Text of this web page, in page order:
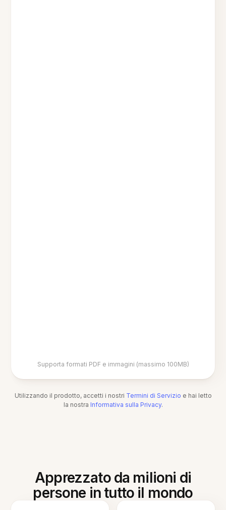
Supporta formati PDF e immagini (massimo 100MB)
Utilizzando il prodotto, accetti i nostri Termini di Servizio e hai letto
la nostra Informativa sulla Privacy.
Apprezzato da milioni di
persone in tutto il mondo